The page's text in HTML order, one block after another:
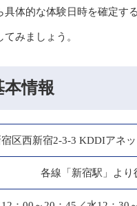
体的な体験日時を確定す
みましょう。
情報
区西新宿2-3-3 KDDIアネッ
各線「新宿駅」より